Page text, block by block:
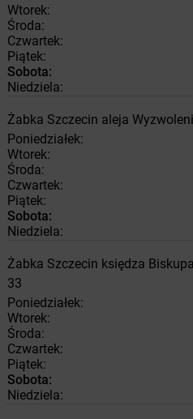
Wtorek:
Środa:
Czwartek:
Piątek:
Sobota:
Niedziela:
Żabka Szczecin aleja
Poniedziałek:
Wtorek:
Środa:
Czwartek:
Piątek:
Sobota:
Niedziela:
Żabka Szczecin księdza
33
Poniedziałek:
Wtorek:
Środa:
Czwartek:
Piątek:
Sobota:
Niedziela: